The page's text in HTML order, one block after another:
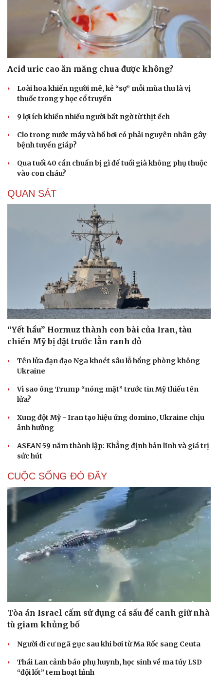
Săn Tour
Podcast
Câu chuyện thời sự
Đọc truyện đêm khuya
Cửa sổ tình yêu
Kể chuyện cho bé
Acid uric cao ăn măng chua được không?
Loài hoa khiến người mê, kẻ “sợ” mỗi mùa thu là vị
thuốc trong y học cổ truyền
9 lợi ích khiến nhiều người bất ngờ từ thịt ếch
Clo trong nước máy và hồ bơi có phải nguyên nhân gây
bệnh tuyến giáp?
Qua tuổi 40 cần chuẩn bị gì để tuổi già không phụ thuộc
vào con cháu?
QUAN SÁT
“Yết hầu” Hormuz thành con bài của Iran, tàu
chiến Mỹ bị đặt trước lằn ranh đỏ
Tên lửa đạn đạo Nga khoét sâu lỗ hổng phòng không
Ukraine
Vì sao ông Trump “nóng mặt” trước tin Mỹ thiếu tên
lửa?
Xung đột Mỹ - Iran tạo hiệu ứng domino, Ukraine chịu
ảnh hưởng
ASEAN 59 năm thành lập: Khẳng định bản lĩnh và giá trị
sức hút
CUỘC SỐNG ĐÓ ĐÂY
Tòa án Israel cấm sử dụng cá sấu để canh giữ nhà
tù giam khủng bố
Người di cư ngã gục sau khi bơi từ Ma Rốc sang Ceuta
Thái Lan cảnh báo phụ huynh, học sinh về ma túy LSD
“đội lốt” tem hoạt hình